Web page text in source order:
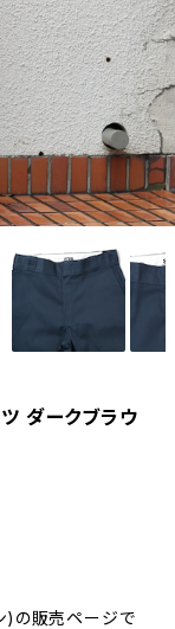
ダークブラウ
の販売ページで